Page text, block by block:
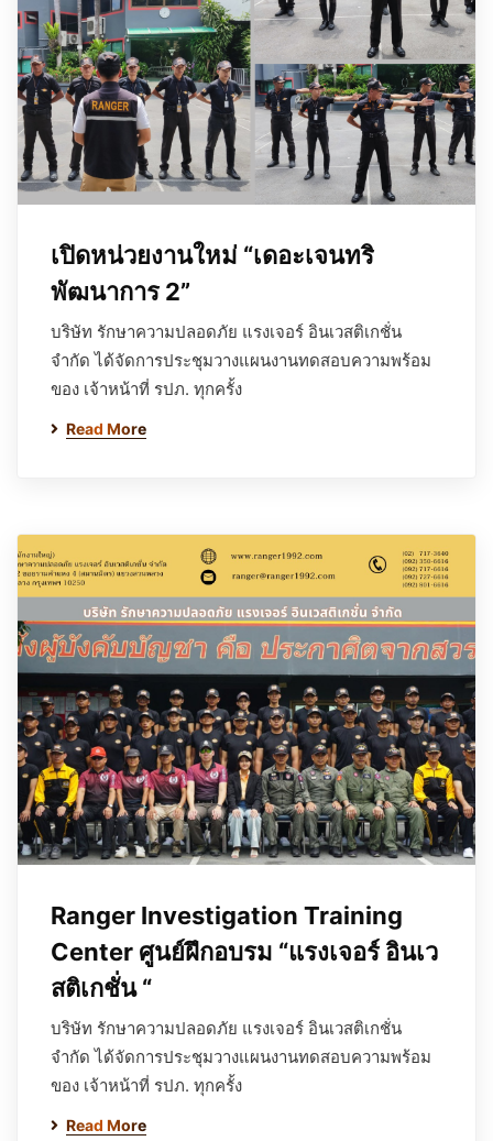
เปิดหน่วยงานใหม่ “เดอะเจนทริ
พัฒนาการ 2”
บริษัท รักษาความปลอดภัย แรงเจอร์ อินเวสติเกชั่น
จำกัด ได้จัดการประชุมวางแผนงานทดสอบความพร้อม
ของ เจ้าหน้าที่ รปภ. ทุกครั้ง
Read More
Ranger Investigation Training
Center ศูนย์ฝึกอบรม “แรงเจอร์ อินเว
สติเกชั่น “
บริษัท รักษาความปลอดภัย แรงเจอร์ อินเวสติเกชั่น
จำกัด ได้จัดการประชุมวางแผนงานทดสอบความพร้อม
ของ เจ้าหน้าที่ รปภ. ทุกครั้ง
Read More